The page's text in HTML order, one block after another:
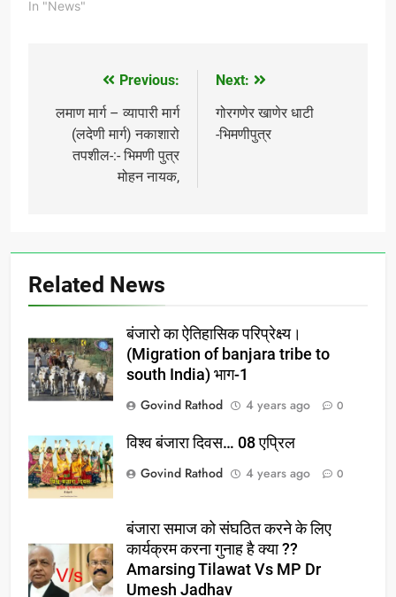
In "News"
navigation
Previous:
लमाण मार्ग – व्यापारी मार्ग
(लदेणी मार्ग) नकाशारो
तपशील-:- भिमणी पुत्र
मोहन नायक,
Next:
गोरगणेर खाणेर धाटी
-भिमणीपुत्र
Related News
बंजारो का ऐतिहासिक परिप्रेक्ष्य।
(Migration of banjara tribe to
south India) भाग-1
Govind Rathod
4 years ago 0
विश्व बंजारा दिवस… 08 एप्रिल
Govind Rathod
4 years ago 0
बंजारा समाज को संघठित करने के लिए
कार्यक्रम करना गुनाह है क्या ??
Amarsing Tilawat Vs MP Dr
Umesh Jadhav